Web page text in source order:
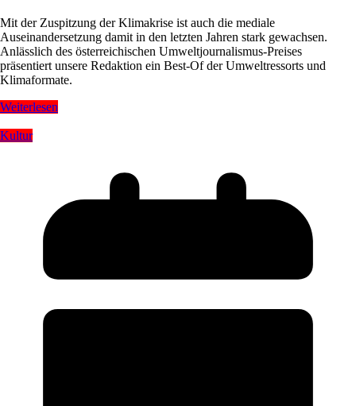
Mit der Zuspitzung der Klimakrise ist auch die mediale
Auseinandersetzung damit in den letzten Jahren stark gewachsen.
Anlässlich des österreichischen Umweltjournalismus-Preises
präsentiert unsere Redaktion ein Best-Of der Umweltressorts und
Klimaformate.
Weiterlesen
Kultur